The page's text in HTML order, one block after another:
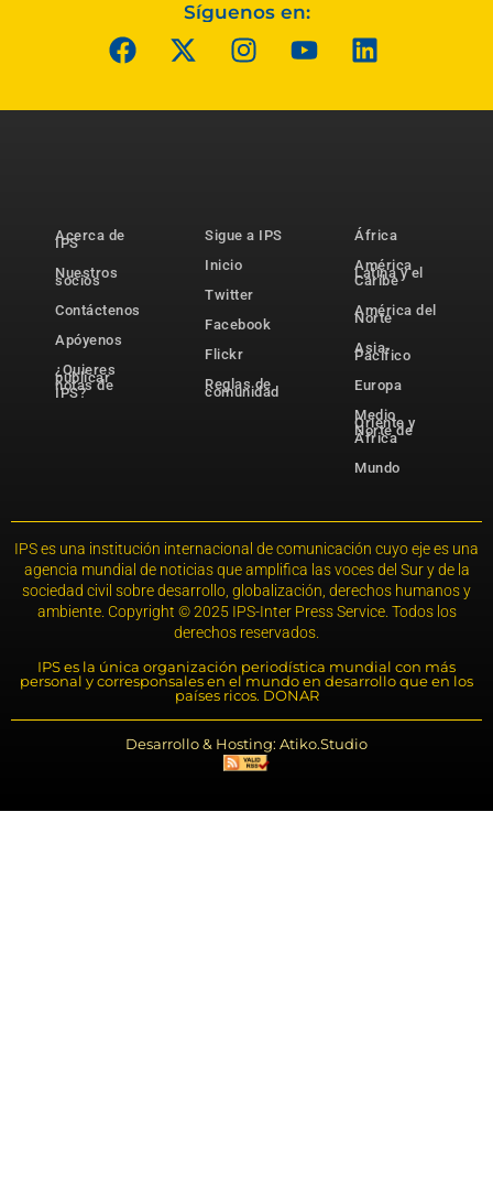
Síguenos en:
Acerca de
IPS
Nuestros
socios
Contáctenos
Apóyenos
¿Quieres
publicar
notas de
IPS?
Sigue a IPS
Inicio
Twitter
Facebook
Flickr
Reglas de
comunidad
África
América
Latina y el
Caribe
América del
Norte
Asia-
Pacífico
Europa
Medio
Oriente y
Norte de
África
Mundo
IPS es una institución internacional de comunicación cuyo eje es una
agencia mundial de noticias que amplifica las voces del Sur y de la
sociedad civil sobre desarrollo, globalización, derechos humanos y
ambiente. Copyright © 2025 IPS-Inter Press Service. Todos los
derechos reservados.
IPS es la única organización periodística mundial con más
personal y corresponsales en el mundo en desarrollo que en los
países ricos. DONAR
Desarrollo & Hosting: Atiko.Studio